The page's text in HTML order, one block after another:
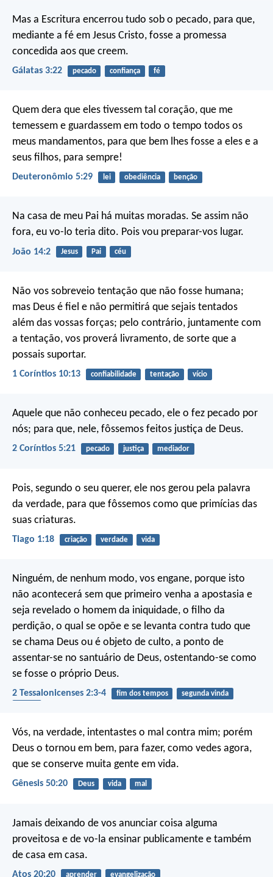
Mas a Escritura encerrou tudo sob o pecado, para que,
mediante a fé em Jesus Cristo, fosse a promessa
concedida aos que creem.
Gálatas 3:22 pecado confiança fé
Quem dera que eles tivessem tal coração, que me
temessem e guardassem em todo o tempo todos os
meus mandamentos, para que bem lhes fosse a eles e a
seus filhos, para sempre!
Deuteronômio 5:29 lei obediência benção
Na casa de meu Pai há muitas moradas. Se assim não
fora, eu vo-lo teria dito. Pois vou preparar-vos lugar.
João 14:2 Jesus Pai céu
Não vos sobreveio tentação que não fosse humana;
mas Deus é fiel e não permitirá que sejais tentados
além das vossas forças; pelo contrário, juntamente com
a tentação, vos proverá livramento, de sorte que a
possais suportar.
1 Coríntios 10:13 confiabilidade tentação vício
Aquele que não conheceu pecado, ele o fez pecado por
nós; para que, nele, fôssemos feitos justiça de Deus.
2 Coríntios 5:21 pecado justiça mediador
Pois, segundo o seu querer, ele nos gerou pela palavra
da verdade, para que fôssemos como que primícias das
suas criaturas.
Tiago 1:18 criação verdade vida
Ninguém, de nenhum modo, vos engane, porque isto
não acontecerá sem que primeiro venha a apostasia e
seja revelado o homem da iniquidade, o filho da
perdição, o qual se opõe e se levanta contra tudo que
se chama Deus ou é objeto de culto, a ponto de
assentar-se no santuário de Deus, ostentando-se como
se fosse o próprio Deus.
2 Tessalonicenses 2:3-4 fim dos tempos
segunda vinda
Vós, na verdade, intentastes o mal contra mim; porém
Deus o tornou em bem, para fazer, como vedes agora,
que se conserve muita gente em vida.
Gênesis 50:20 Deus vida mal
Jamais deixando de vos anunciar coisa alguma
proveitosa e de vo-la ensinar publicamente e também
de casa em casa.
Atos 20:20 aprender evangelização